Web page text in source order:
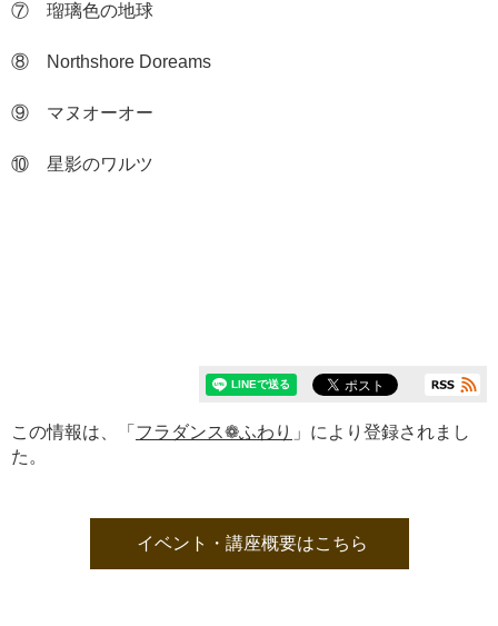
⑦ 瑠璃色の地球
⑧ Northshore Doreams
⑨ マヌオーオー
⑩ 星影のワルツ
この情報は、「 フラダンス❁ふわり 」により登録されまし
た。
イベント・講座概要はこちら